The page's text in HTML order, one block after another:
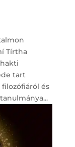
Tírtha
tart
és